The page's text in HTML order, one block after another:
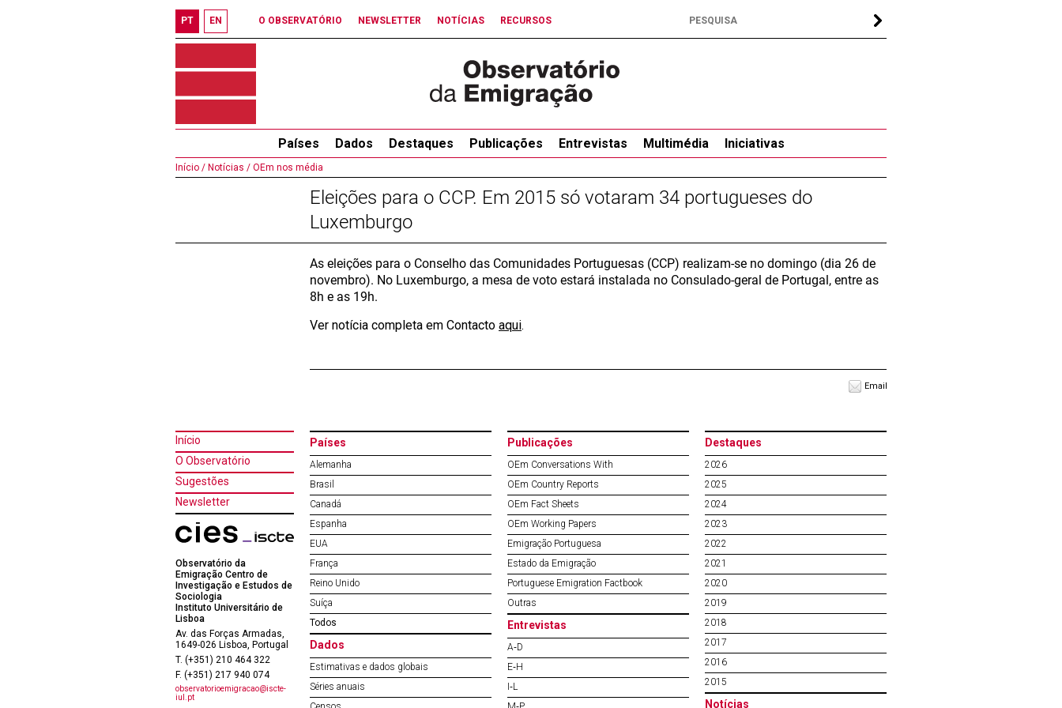
PT EN O OBSERVATÓRIO NEWSLETTER NOTÍCIAS RECURSOS
Países Dados Destaques Publicações Entrevistas Multimédia Iniciativas
Início / Notícias / OEm nos média
Eleições para o CCP. Em 2015 só votaram 34 portugueses do
Luxemburgo
As eleições para o Conselho das Comunidades Portuguesas (CCP) realizam-se no domingo (dia 26 de
novembro). No Luxemburgo, a mesa de voto estará instalada no Consulado-geral de Portugal, entre as
8h e as 19h.
Ver notícia completa em Contacto aqui.
Email
Início
O Observatório
Sugestões
Newsletter
Observatório da
Emigração Centro de
Investigação e Estudos de
Sociologia
Instituto Universitário de
Lisboa
Av. das Forças Armadas,
1649-026 Lisboa, Portugal
T. (+351) 210 464 322
F. (+351) 217 940 074
observatorioemigracao@iscte-
iul.pt
Países
Alemanha
Brasil
Canadá
Espanha
EUA
França
Reino Unido
Suíça
Todos
Dados
Estimativas e dados globais
Séries anuais
Publicações
OEm Conversations With
OEm Country Reports
OEm Fact Sheets
OEm Working Papers
Emigração Portuguesa
Estado da Emigração
Portuguese Emigration Factbook
Outras
Entrevistas
A‐D
E‐H
I‐L
Destaques
2026
2025
2024
2023
2022
2021
2020
2019
2018
2017
2016
2015
Notícias